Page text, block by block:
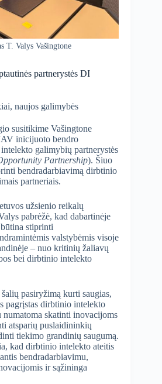
T. Valys Vašingtone
partnerystės DI
naujos galimybės
susitikime Vašingtone
inicijuoto bendro
galimybių partnerystės
Partnership). Šiuo
bendradarbiavimą dirbtinio
partneriais.
užsienio reikalų
pabrėžė, kad dabartinėje
stiprinti
valstybėmis visoje
– nuo kritinių žaliavų
bei dirbtinio intelekto
pasiryžimą kurti saugias,
pagrįstas dirbtinio intelekto
numatoma skatinti inovacijoms
atsparių puslaidininkių
tiekimo grandinių saugumą.
kad dirbtinio intelekto ateitis
bendradarbiavimu,
ir sąžininga